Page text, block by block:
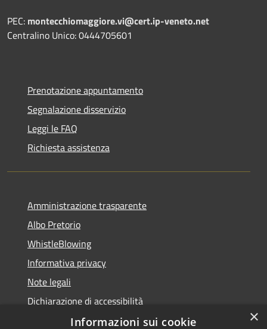
PEC: montecchiomaggiore.vi@cert.ip-veneto.net
Centralino Unico: 0444705601
Prenotazione appuntamento
Segnalazione disservizio
Leggi le FAQ
Richiesta assistenza
Amministrazione trasparente
Albo Pretorio
WhistleBlowing
Informativa privacy
Note legali
Dichiarazione di accessibilità
×
Informazioni sui cookie